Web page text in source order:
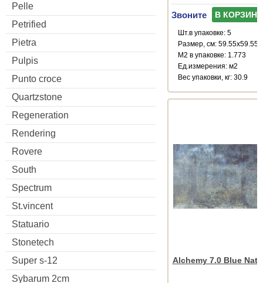
Pelle
Petrified
Pietra
Pulpis
Punto croce
Quartzstone
Regeneration
Rendering
Rovere
South
Spectrum
St.vincent
Statuario
Stonetech
Super s-12
Sybarum 2cm
Звоните В КОРЗИНУ
Шт.в упаковке: 5
Размер, см: 59.55x59.55
М2 в упаковке: 1.773
Ед.измерения: м2
Веc упаковки, кг: 30.9
Alchemy 7.0 Blue